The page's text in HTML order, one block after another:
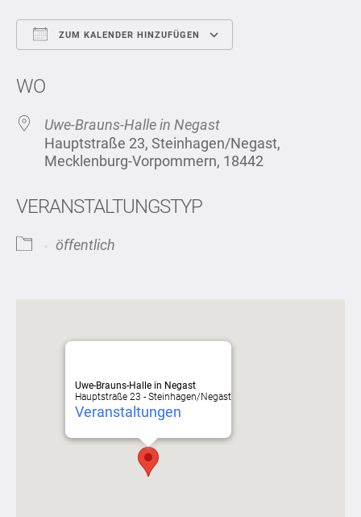
ZUM KALENDER HINZUFÜGEN
WO
Uwe-Brauns-Halle in Negast
Hauptstraße 23, Steinhagen/Negast,
Mecklenburg-Vorpommern, 18442
VERANSTALTUNGSTYP
öffentlich
Uwe-Brauns-Halle in Negast
Hauptstraße 23 - Steinhagen/Negast
Veranstaltungen